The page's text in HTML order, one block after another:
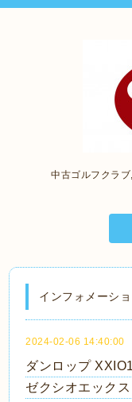
中古ゴルフクラ
インフォメーショ
2024-02-06 14:40:00
ダンロップ
ゼクシオエック